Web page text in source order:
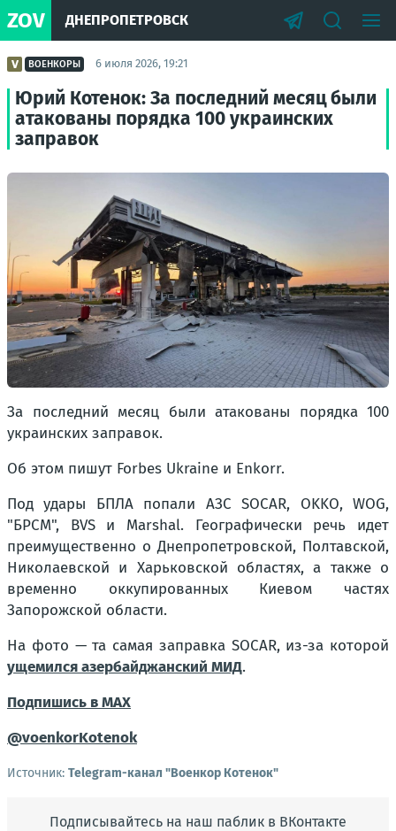
ZOV ДНЕПРОПЕТРОВСК
ВОЕНКОРЫ 6 июля 2026, 19:21
Юрий Котенок: За последний месяц были
атакованы порядка 100 украинских
заправок
За последний месяц были атакованы порядка 100
украинских заправок.
Об этом пишут Forbes Ukraine и Enkorr.
Под удары БПЛА попали АЗС SOCAR, OKKO, WOG,
"БРСМ", BVS и Marshal. Географически речь идет
преимущественно о Днепропетровской, Полтавской,
Николаевской и Харьковской областях, а также о
временно оккупированных Киевом частях
Запорожской области.
На фото — та самая заправка SOCAR, из-за которой
ущемился азербайджанский МИД.
Подпишись в MAX
@voenkorKotenok
Источник: Telegram-канал "Военкор Котенок"
Подписывайтесь на наш паблик в ВКонтакте